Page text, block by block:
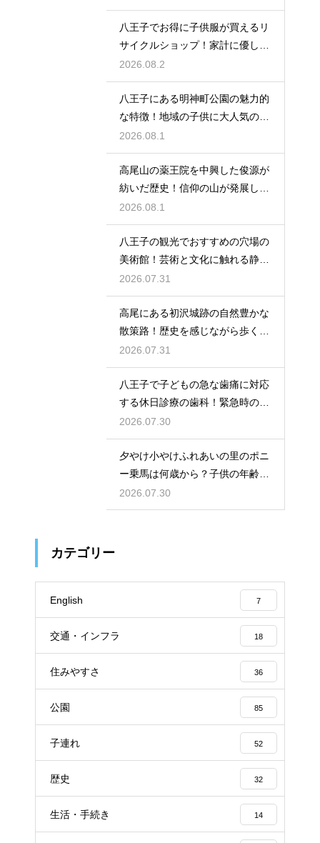
八王子でお得に子供服が買えるリ
サイクルショップ！家計に優しい
お店特集
2026.08.2
八王子にある明神町公園の魅力的
な特徴！地域の子供に大人気の遊
び場紹介
2026.08.1
高尾山の薬王院を中興した俊源が
紡いだ歴史！信仰の山が発展した
理由とは
2026.08.1
八王子の観光でおすすめの穴場の
美術館！芸術と文化に触れる静か
なひと時
2026.07.31
高尾にある初沢城跡の自然豊かな
散策路！歴史を感じながら歩くハ
イキング
2026.07.31
八王子で子どもの急な歯痛に対応
する休日診療の歯科！緊急時の強
い味方
2026.07.30
夕やけ小やけふれあいの里のポニ
ー乗馬は何歳から？子供の年齢と
利用条件
2026.07.30
カテゴリー
English 7
交通・インフラ 18
住みやすさ 36
公園 85
子連れ 52
歴史 32
生活・手続き 14